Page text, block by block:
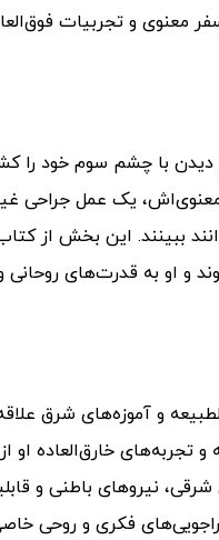
معنوی و تجربیات
دیدن با چشم سوم خود
یک عمل جراحی
ببینند. این بخش از
و او به قدرت‌های
و آموزه‌های شرق
خارق‌العاده او از
نیروهای باطنی و
فکری و روحی